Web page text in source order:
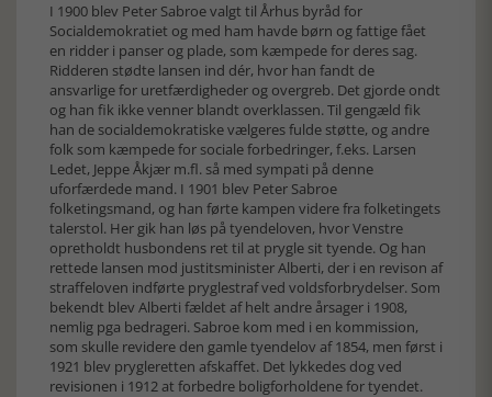
I 1900 blev Peter Sabroe valgt til Århus byråd for
Socialdemokratiet og med ham havde børn og fattige fået
en ridder i panser og plade, som kæmpede for deres sag.
Ridderen stødte lansen ind dér, hvor han fandt de
ansvarlige for uretfærdigheder og overgreb. Det gjorde ondt
og han fik ikke venner blandt overklassen. Til gengæld fik
han de socialdemokratiske vælgeres fulde støtte, og andre
folk som kæmpede for sociale forbedringer, f.eks. Larsen
Ledet, Jeppe Åkjær m.fl. så med sympati på denne
uforfærdede mand. I 1901 blev Peter Sabroe
folketingsmand, og han førte kampen videre fra folketingets
talerstol. Her gik han løs på tyendeloven, hvor Venstre
opretholdt husbondens ret til at prygle sit tyende. Og han
rettede lansen mod justitsminister Alberti, der i en revison af
straffeloven indførte pryglestraf ved voldsforbrydelser. Som
bekendt blev Alberti fældet af helt andre årsager i 1908,
nemlig pga bedrageri. Sabroe kom med i en kommission,
som skulle revidere den gamle tyendelov af 1854, men først i
1921 blev prygleretten afskaffet. Det lykkedes dog ved
revisionen i 1912 at forbedre boligforholdene for tyendet.